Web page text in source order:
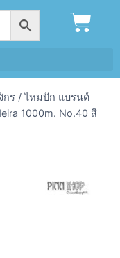
กร / ไหมปัก แบรนด์
1000m. No.40 สี